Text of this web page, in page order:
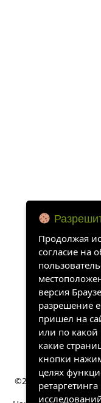
©2022-2026,
Продолжая
согласие на
версия
разрешение
пришел на
или по какой
какие
кнопки
целях